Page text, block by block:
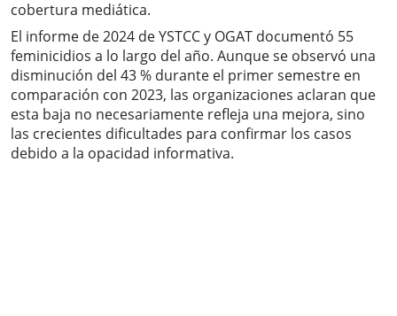
cobertura mediática.
El informe de 2024 de YSTCC y OGAT documentó 55
feminicidios a lo largo del año. Aunque se observó una
disminución del 43 % durante el primer semestre en
comparación con 2023, las organizaciones aclaran que
esta baja no necesariamente refleja una mejora, sino
las crecientes dificultades para confirmar los casos
debido a la opacidad informativa.